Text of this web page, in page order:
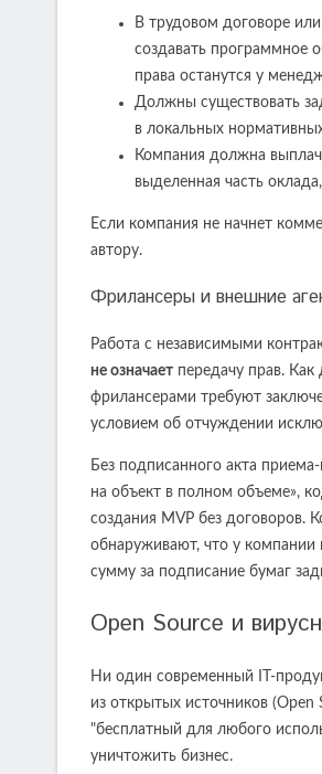
В трудовом договоре
создавать программное
права останутся у
Должны существовать
в локальных
Компания должна
выделенная часть
Если компания не начнет
автору.
Фрилансеры и внешние
Работа с независимыми
не означает передачу прав.
фрилансерами требуют
условием об отчуждении
Без подписанного акта
на объект в полном объеме»,
создания MVP без договоров.
обнаруживают, что у компании
сумму за подписание бумаг
Open Source и
Ни один современный IT-
из открытых источников
"бесплатный для любого
уничтожить бизнес.